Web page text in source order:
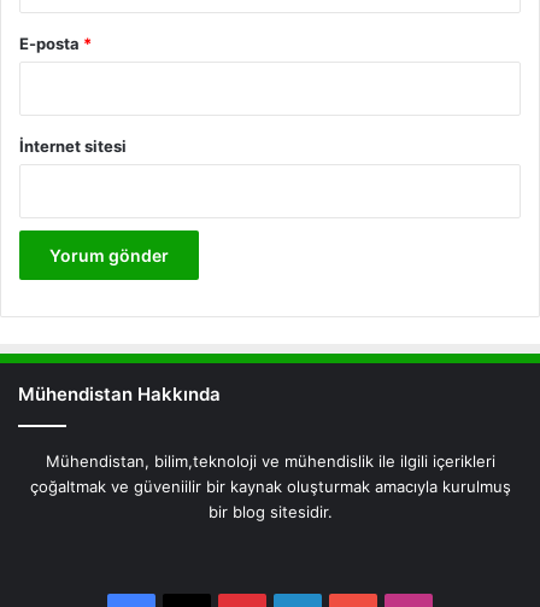
E-posta *
İnternet sitesi
Mühendistan Hakkında
Mühendistan, bilim,teknoloji ve mühendislik ile ilgili içerikleri
çoğaltmak ve güveniilir bir kaynak oluşturmak amacıyla kurulmuş
bir blog sitesidir.